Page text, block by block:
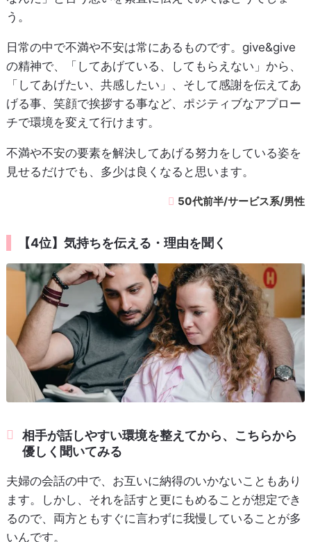
う。
日常の中で不満や不安は常にあるものです。give&give
の精神で、「してあげている、してもらえない」から、
「してあげたい、共感したい」、そして感謝を伝えてあ
げる事、笑顔で挨拶する事など、ポジティブなアプロー
チで環境を変えて行けます。
不満や不安の要素を解決してあげる努力をしている姿を
見せるだけでも、多少は良くなると思います。
50代前半/サービス系/男性
【4位】気持ちを伝える・理由を聞く
相手が話しやすい環境を整えてから、こちらから
優しく聞いてみる
夫婦の会話の中で、お互いに納得のいかないこともあり
ます。しかし、それを話すと更にもめることが想定でき
るので、両方ともすぐに言わずに我慢していることが多
いんです。